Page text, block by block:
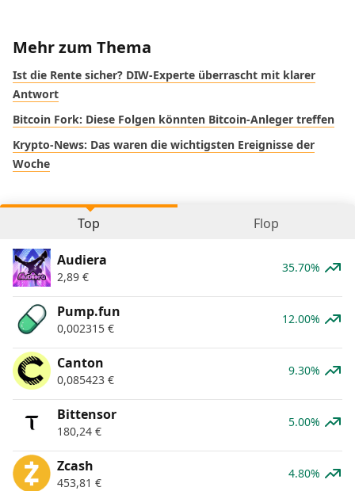
Mehr zum Thema
Ist die Rente sicher? DIW-Experte überrascht mit klarer
Antwort
Bitcoin Fork: Diese Folgen könnten Bitcoin-Anleger treffen
Krypto-News: Das waren die wichtigsten Ereignisse der
Woche
Top Flop
Audiera
2,89 €
35.70%
Pump.fun
0,002315 €
12.00%
Canton
0,085423 €
9.30%
Bittensor
180,24 €
5.00%
Zcash
453,81 €
4.80%